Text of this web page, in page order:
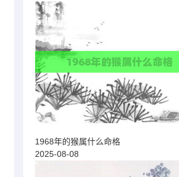
1968年的猴属什么命格
2025-08-08